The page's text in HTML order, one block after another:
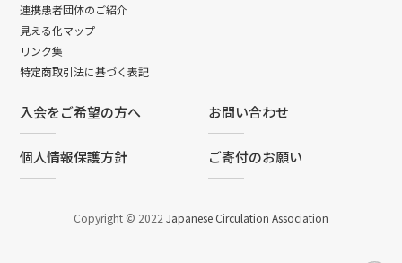
連携患者団体のご紹介
見える化マップ
リンク集
特定商取引法に基づく表記
入会をご希望の方へ お問い合わせ
個人情報保護方針 ご寄付のお願い
Copyright © 2022 Japanese Circulation Association